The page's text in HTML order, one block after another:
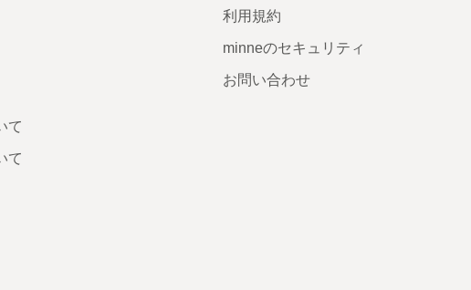
て
て
利用規約
minneのセキュリティ
お問い合わせ